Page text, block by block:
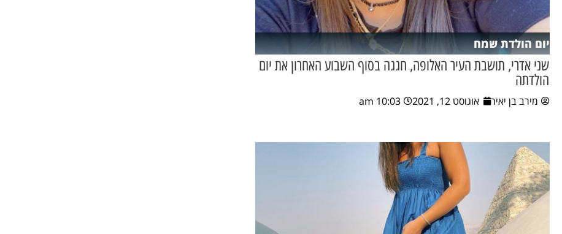
יום הולדת שמח
שני אדרי, תושבת העיר האלופה, חגגה בסוף השבוע האחרון את יום
הולדתה
מירב בן יאיר אוגוסט 12, 2021 10:03 am